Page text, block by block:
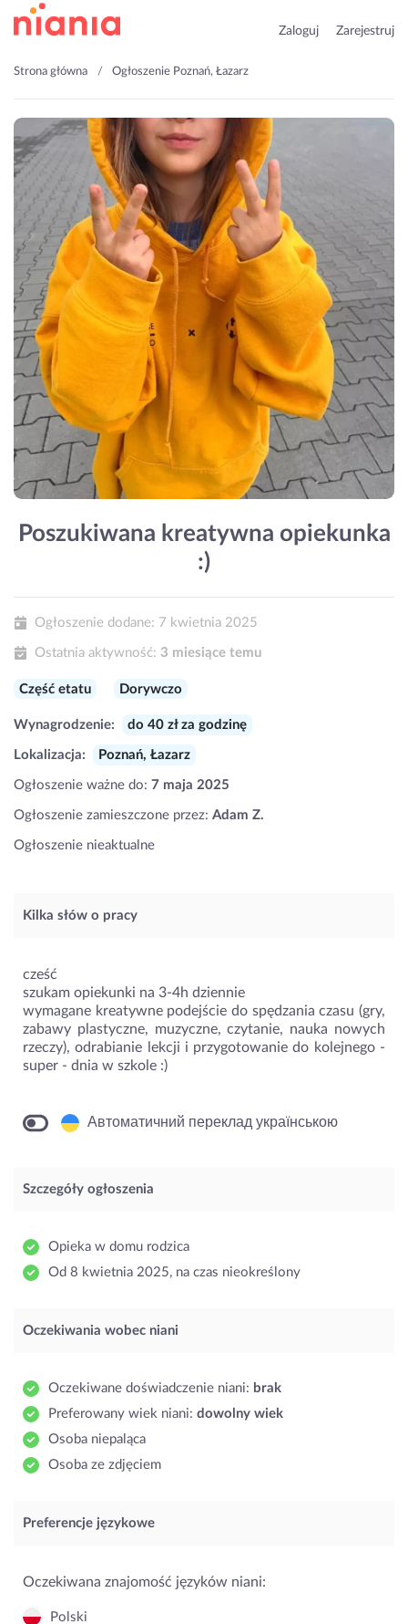
Zaloguj Zarejestruj
Strona główna Ogłoszenie Poznań, Łazarz
Poszukiwana kreatywna opiekunka
:)
Ogłoszenie dodane: 7 kwietnia 2025
Ostatnia aktywność: 3 miesiące temu
Część etatu Dorywczo
Wynagrodzenie: do 40 zł za godzinę
Lokalizacja: Poznań, Łazarz
Ogłoszenie ważne do: 7 maja 2025
Ogłoszenie zamieszczone przez: Adam Z.
Ogłoszenie nieaktualne
Kilka słów o pracy
cześć
szukam opiekunki na 3-4h dziennie
wymagane kreatywne podejście do spędzania czasu (gry,
zabawy plastyczne, muzyczne, czytanie, nauka nowych
rzeczy), odrabianie lekcji i przygotowanie do kolejnego -
super - dnia w szkole :)
Автоматичний переклад українською
Szczegóły ogłoszenia
Opieka w domu rodzica
Od 8 kwietnia 2025, na czas nieokreślony
Oczekiwania wobec niani
Oczekiwane doświadczenie niani: brak
Preferowany wiek niani: dowolny wiek
Osoba niepaląca
Osoba ze zdjęciem
Preferencje językowe
Oczekiwana znajomość języków niani:
Polski